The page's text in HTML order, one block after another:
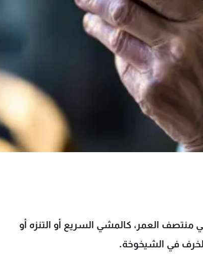
منتصف العمر، كالمشي السريع أو التنزه أو
الخرف في الشيخوخة.